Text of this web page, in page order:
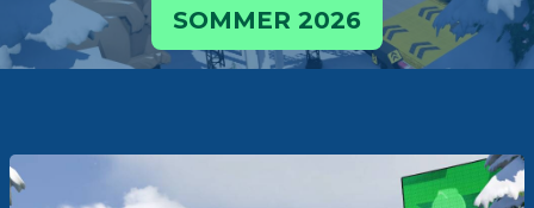
SOMMER 2026